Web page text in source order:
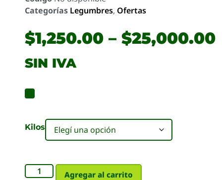
Categorías Legumbres, Ofertas
$1,250.00 – $25,000.00
SIN IVA
Kilos
Agregar al carrito